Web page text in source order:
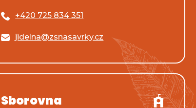
+420 725 834 351
jidelna@zsnasavrky.cz
Sborovna